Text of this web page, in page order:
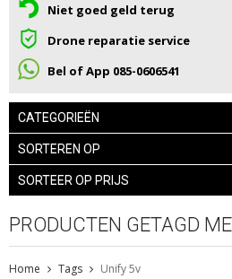
Niet goed geld terug
Drone reparatie service
Bel of App 085-0606541
CATEGORIEËN
SORTEREN OP
SORTEER OP PRIJS
PRODUCTEN GETAGD
Home Tags Unify 5v